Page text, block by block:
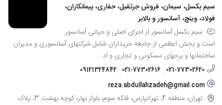
سیم بکسل، سیمان، فروش جرثقیل، حفاری، پیمانکاران،
فولاد، وینچ، آسانسور و بالابر
سیم بکسل آسانسور از اجزای اصلی و حیاتی آسانسور
است و بخش اعظمی از جامعه خریداران شامل شرکتهای آسانسوری و مدیران
ساختمانها و برجهای مسکونی و تجاری و اد...
021-77302620
021-77302616
09121324842
reza.abdullahzadeh@gmail.com
تهران، منطقه 4، تهرانپارس، فلکه سوم، بلوار بهار، کوچه بهشت 3، پلاک